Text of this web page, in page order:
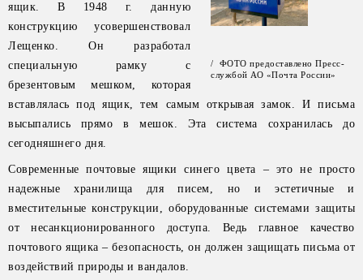
/ ФОТО предоставлено Пресс-
службой АО «Почта России»
ящик. В 1948 г. данную
конструкцию усовершенствовал
Лещенко. Он разработал
специальную рамку с
брезентовым мешком, которая
вставлялась под ящик, тем самым открывая замок. И письма
высыпались прямо в мешок. Эта система сохранилась до
сегодняшнего дня.
Современные почтовые ящики синего цвета – это не просто
надежные хранилища для писем, но и эстетичные и
вместительные конструкции, оборудованные системами защиты
от несанкционированного доступа. Ведь главное качество
почтового ящика – безопасность, он должен защищать письма от
воздействий природы и вандалов.